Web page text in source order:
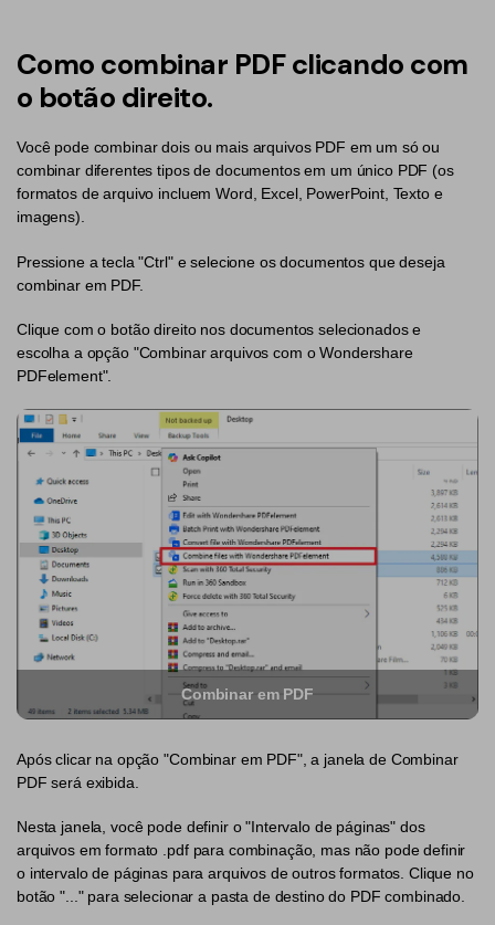
Comprimir PDF
Word para PDF
Leitor de PDF com IA
Mais ferramentas online
Cloud
PDFelement Cloud
Novo PDFelement：Mais inteligente,
rápido e fácil
PDFelement torna qualquer tarefa em PDF simples e rápida.
Comprimir PDF
Cortar PDF
Formulário PDF
Assinar PDF
Assinar Legalmente
PDF OCR
Extrair Dados em PDF
PDF Protegido por Senha
Compartilhar PDF
IA de PDF
Chat com PDF
Resumidor de PDF com IA
Tradutor de PDF com IA
Conversar com Imagem
Detectar Conteúdo de IA
Dicas de negócios
Encontre mais tópicos
Soluções de PDF para
Educação
Jurídico
Financeiro
Governo
Publicação
Freelancer
Avaliações & Prêmios
Histórias de clientes
Avaliações de clientes
Comparação de software PDF
Guia do usuário
PDFelement para Windows
Como combinar PDF clicando com
o botão direito.
Você pode combinar dois ou mais arquivos PDF em um só ou
combinar diferentes tipos de documentos em um único PDF (os
formatos de arquivo incluem Word, Excel, PowerPoint, Texto e
imagens).
Pressione a tecla "Ctrl" e selecione os documentos que deseja
combinar em PDF.
Clique com o botão direito nos documentos selecionados e
escolha a opção "Combinar arquivos com o Wondershare
PDFelement".
Combinar em PDF
Após clicar na opção "Combinar em PDF", a janela de Combinar
PDF será exibida.
Nesta janela, você pode definir o "Intervalo de páginas" dos
arquivos em formato .pdf para combinação, mas não pode definir
o intervalo de páginas para arquivos de outros formatos. Clique no
botão "..." para selecionar a pasta de destino do PDF combinado.